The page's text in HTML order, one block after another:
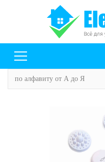
по алфавиту от А до Я